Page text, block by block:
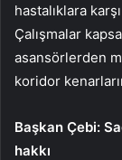
hastalıklara
Çalışmalar
asansörlerden
koridor
Başkan Çebi:
hakkı